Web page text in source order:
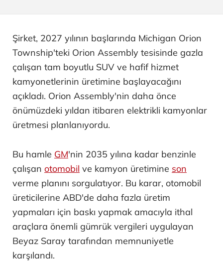
Şirket, 2027 yılının başlarında Michigan Orion
Township'teki Orion Assembly tesisinde gazla
çalışan tam boyutlu SUV ve hafif hizmet
kamyonetlerinin üretimine başlayacağını
açıkladı. Orion Assembly'nin daha önce
önümüzdeki yıldan itibaren elektrikli kamyonlar
üretmesi planlanıyordu.
Bu hamle GM'nin 2035 yılına kadar benzinle
çalışan otomobil ve kamyon üretimine son
verme planını sorgulatıyor. Bu karar, otomobil
üreticilerine ABD'de daha fazla üretim
yapmaları için baskı yapmak amacıyla ithal
araçlara önemli gümrük vergileri uygulayan
Beyaz Saray tarafından memnuniyetle
karşılandı.